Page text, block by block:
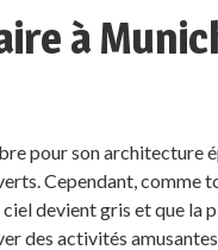
à
pour son architecture
Cependant, comme
ciel devient gris et que la
des activités